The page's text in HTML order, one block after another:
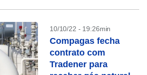
10/10/22 - 19:26min
Compagas fecha
contrato com
Tradener para